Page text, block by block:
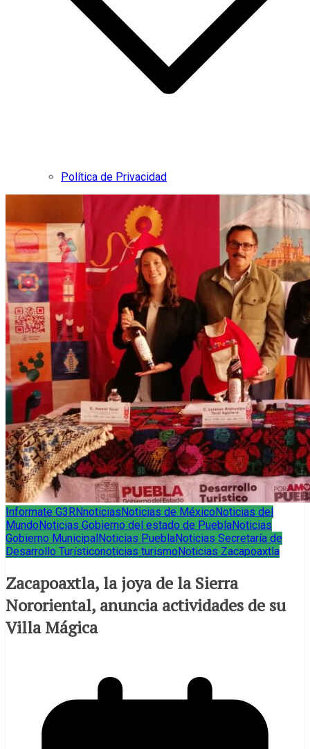
Política de Privacidad
Informate G3RNnoticias Noticias de México Noticias del
Mundo Noticias Gobierno del estado de PueblaNoticias
Gobierno Municipal Noticias PueblaNoticias Secretaría de
Desarrollo Turísticonoticias turismo Noticias Zacapoaxtla
Zacapoaxtla, la joya de la Sierra
Nororiental, anuncia actividades de su
Villa Mágica